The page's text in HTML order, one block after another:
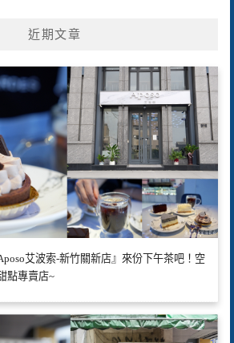
近期文章
艾波索-新竹關新店』來份下午茶吧！空
點專賣店~